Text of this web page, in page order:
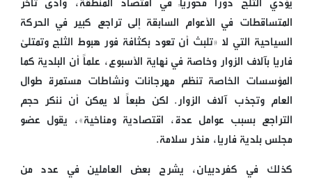
المتساقطات في الأعوام السابقة إلى تراجع كبير في الحركة
السياحية التي لا «تلبث أن تعود بكثافة فور هبوط الثلج وتمتلئ
فاريا بآلاف الزوار وخاصة في نهاية الأسبوع، علماً أن البلدية كما
المؤسسات الخاصة تنظم مهرجانات ونشاطات مستمرة طوال
العام وتجذب آلاف الزوار. لكن طبعاً لا يمكن أن ننكر حجم
التراجع بسبب عوامل عدة، اقتصادية ومناخية»، يقول عضو
مجلس بلدية فاريا، منذر سلامة.
كذلك في كفردبيان، يشرح بعض العاملين في عدد من